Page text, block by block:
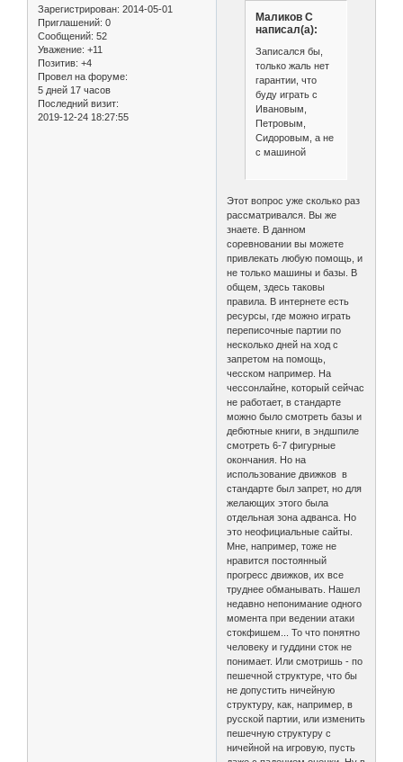
Зарегистрирован: 2014-05-01
Приглашений: 0
Сообщений: 52
Уважение: +11
Позитив: +4
Провел на форуме:
5 дней 17 часов
Последний визит:
2019-12-24 18:27:55
Маликов С
написал(а):
Записался бы,
только жаль нет
гарантии, что
буду играть с
Ивановым,
Петровым,
Сидоровым, а не
с машиной
Этот вопрос уже сколько раз
рассматривался. Вы же
знаете. В данном
соревновании вы можете
привлекать любую помощь, и
не только машины и базы. В
общем, здесь таковы
правила. В интернете есть
ресурсы, где можно играть
переписочные партии по
несколько дней на ход с
запретом на помощь,
чесском например. На
чессонлайне, который сейчас
не работает, в стандарте
можно было смотреть базы и
дебютные книги, в эндшпиле
смотреть 6-7 фигурные
окончания. Но на
использование движков в
стандарте был запрет, но для
желающих этого была
отдельная зона адванса. Но
это неофициальные сайты.
Мне, например, тоже не
нравится постоянный
прогресс движков, их все
труднее обманывать. Нашел
недавно непонимание одного
момента при ведении атаки
стокфишем... То что понятно
человеку и гуддини сток не
понимает. Или смотришь - по
пешечной структуре, что бы
не допустить ничейную
структуру, как, например, в
русской партии, или изменить
пешечную структуру с
ничейной на игровую, пусть